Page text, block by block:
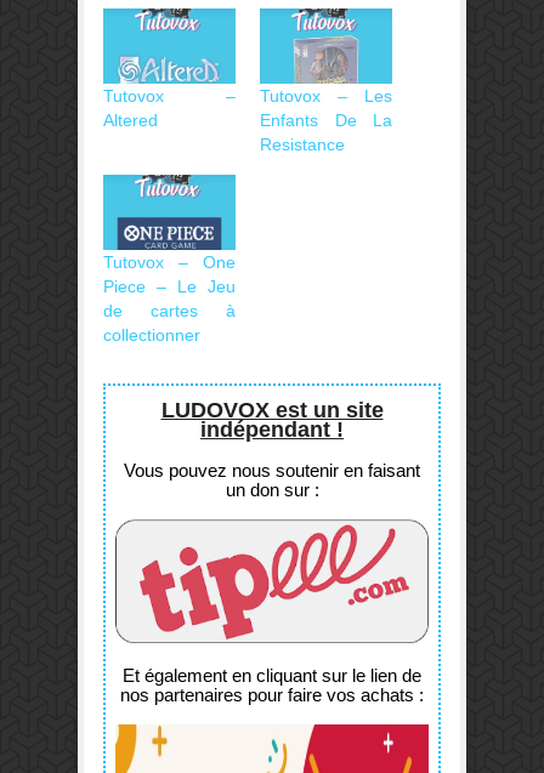
Tutovox –
Altered
Tutovox – Les
Enfants De La
Resistance
Tutovox – One
Piece – Le Jeu
de cartes à
collectionner
LUDOVOX est un site
indépendant !
Vous pouvez nous soutenir en faisant
un don sur :
Et également en cliquant sur le lien de
nos partenaires pour faire vos achats :